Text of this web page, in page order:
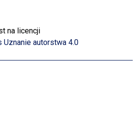
na licencji
Uznanie autorstwa 4.0